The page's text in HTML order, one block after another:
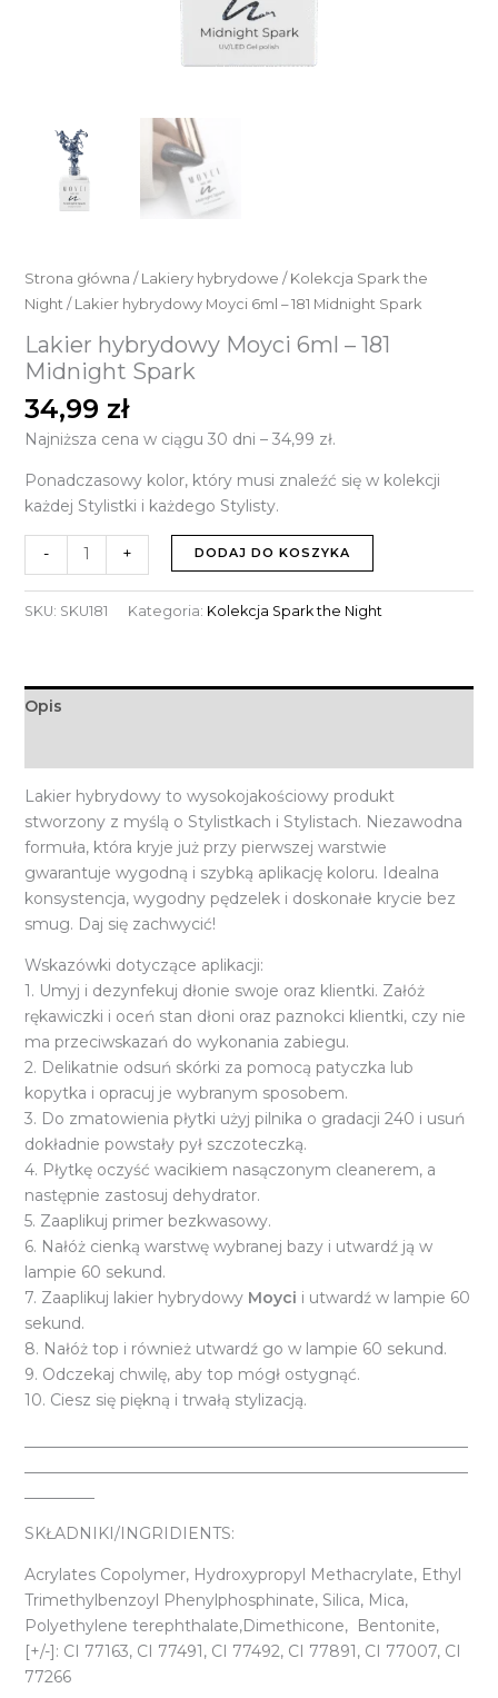
Strona główna / Lakiery hybrydowe / Kolekcja Spark the
Night/ Lakier hybrydowy Moyci 6ml – 181 Midnight Spark
Lakier hybrydowy Moyci 6ml – 181
Midnight Spark
34,99 zł
Najniższa cena w ciągu 30 dni – 34,99 zł.
Ponadczasowy kolor, który musi znaleźć się w kolekcji
każdej Stylistki i każdego Stylisty.
- + DODAJ DO KOSZYKA
SKU: SKU181 Kategoria: Kolekcja Spark the Night
Opis
Lakier hybrydowy to wysokojakościowy produkt
stworzony z myślą o Stylistkach i Stylistach. Niezawodna
formuła, która kryje już przy pierwszej warstwie
gwarantuje wygodną i szybką aplikację koloru. Idealna
konsystencja, wygodny pędzelek i doskonałe krycie bez
smug. Daj się zachwycić!
Wskazówki dotyczące aplikacji:
1. Umyj i dezynfekuj dłonie swoje oraz klientki. Załóż
rękawiczki i oceń stan dłoni oraz paznokci klientki, czy nie
ma przeciwskazań do wykonania zabiegu.
2. Delikatnie odsuń skórki za pomocą patyczka lub
kopytka i opracuj je wybranym sposobem.
3. Do zmatowienia płytki użyj pilnika o gradacji 240 i usuń
dokładnie powstały pył szczoteczką.
4. Płytkę oczyść wacikiem nasączonym cleanerem, a
następnie zastosuj dehydrator.
5. Zaaplikuj primer bezkwasowy.
6. Nałóż cienką warstwę wybranej bazy i utwardź ją w
lampie 60 sekund.
7. Zaaplikuj lakier hybrydowy Moyci i utwardź w lampie 60
sekund.
8. Nałóż top i również utwardź go w lampie 60 sekund.
9. Odczekaj chwilę, aby top mógł ostygnąć.
10. Ciesz się piękną i trwałą stylizacją.
SKŁADNIKI/INGRIDIENTS:
Acrylates Copolymer, Hydroxypropyl Methacrylate, Ethyl
Trimethylbenzoyl Phenylphosphinate, Silica, Mica,
Polyethylene terephthalate,Dimethicone, Bentonite,
[+/-]: CI 77163, CI 77491, CI 77492, CI 77891, CI 77007, CI
77266